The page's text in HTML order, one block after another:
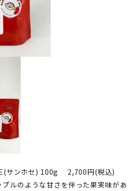
サンホセ) 100g 2,700円(税込)
ルのような甘さを伴った果実味があ